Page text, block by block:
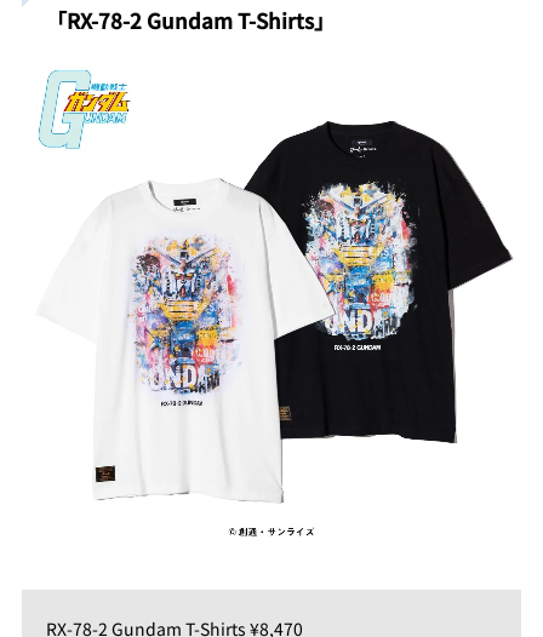
「RX-78-2 Gundam T-Shirts」
RX-78-2 Gundam T-Shirts ¥8,470